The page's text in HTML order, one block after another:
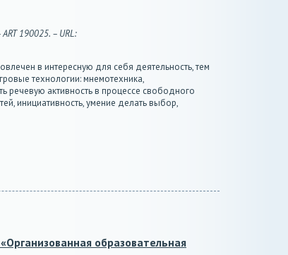
190025. – URL:
в интересную для себя деятельность, тем
технологии: мнемотехника,
речевую активность в процессе свободного
инициативность, умение делать выбор,
образовательная